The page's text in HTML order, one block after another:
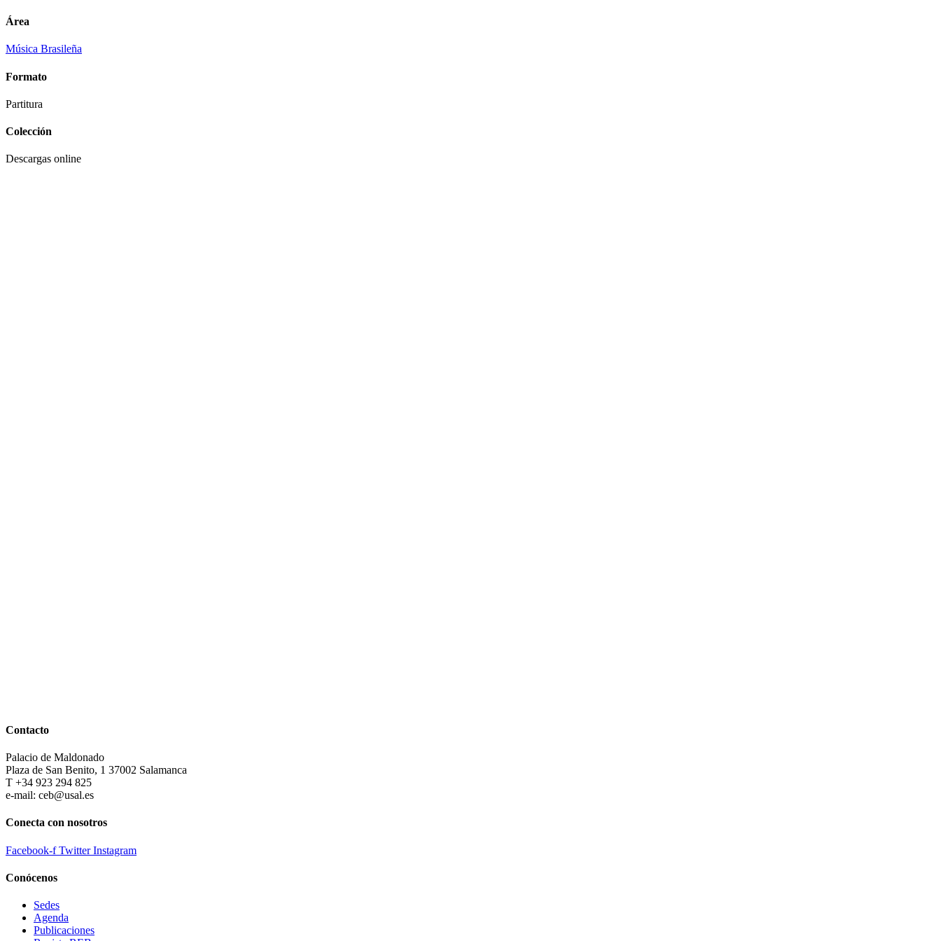
Área
Música Brasileña
Formato
Partitura
Colección
Descargas online
Contacto
Palacio de Maldonado
Plaza de San Benito, 1 37002 Salamanca
T +34 923 294 825
e-mail: ceb@usal.es
Conecta con nosotros
Facebook-f Twitter Instagram
Conócenos
Sedes
Agenda
Publicaciones